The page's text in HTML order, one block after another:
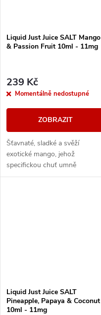
Liquid Just Juice SALT Mango
& Passion Fruit 10ml - 11mg
239 Kč
Momentálně nedostupné
ZOBRAZIT
Šťavnaté, sladké a svěží
exotické mango, jehož
specifickou chuť umně
dokresluje k dokonalosti
Liquid Just Juice SALT
Pineapple, Papaya & Coconut
10ml - 11mg